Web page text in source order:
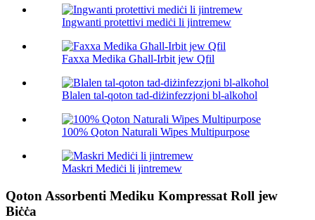
Ingwanti protettivi mediċi li jintremew
Faxxa Medika Għall-Irbit jew Qfil
Blalen tal-qoton tad-diżinfezzjoni bl-alkoħol
100% Qoton Naturali Wipes Multipurpose
Maskri Mediċi li jintremew
Qoton Assorbenti Mediku Kompressat Roll jew
Biċċa